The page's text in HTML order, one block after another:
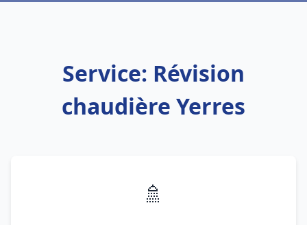
Service: Révision
chaudière Yerres
🚿